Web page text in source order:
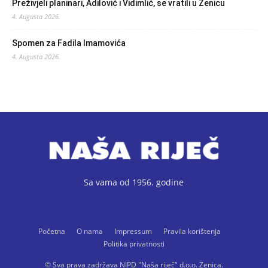
Preživjeli planinari, Adilović i Vidimlić, se vratili u Zenicu
4. Augusta 2026.
Spomen za Fadila Imamovića
4. Augusta 2026.
Sa vama od 1956. godine
Početna O nama Impressum
Pravila korištenja
Politika privatnosti
© Sva prava zadržava NIPD "Naša riječ" d.o.o. Zenica.